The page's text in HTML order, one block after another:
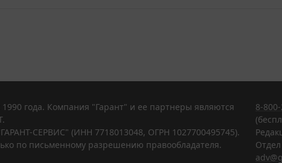
года. Компания "Гарант" и ее партнеры являются
СЕРВИС" (ИНН 7718013048, ОГРН 1027700495745).
по письменному разрешению правообладателя.
8-